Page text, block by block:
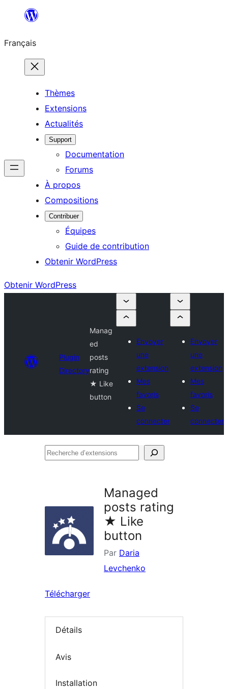
contenu
Français
Thèmes
Extensions
Actualités
Support
Documentation
Forums
À propos
Compositions
Contribuer
Équipes
Guide de contribution
Obtenir WordPress
Obtenir WordPress
Plugin
Directory
Manag
ed
posts
rating
★ Like
button
Envoyer
une
extension
Mes
favoris
Se
connecter
Envoyer
une
extension
Mes
favoris
Se
connecter
Recherche
Managed
posts rating
★ Like
button
Par Daria
Levchenko
Télécharger
Détails
Avis
Installation